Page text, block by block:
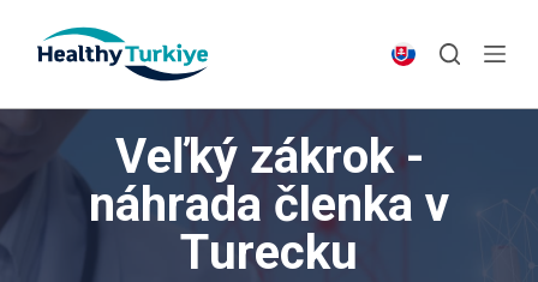
p
Veľký zákrok -
náhrada členka v
Turecku